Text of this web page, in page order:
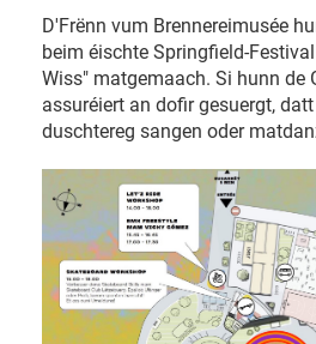
D'Frënn vum Brennereimusée
beim éischte Springfield-
Wiss" matgemaach. Si hunn de
assuréiert an dofir gesuergt,
duschtereg sangen oder